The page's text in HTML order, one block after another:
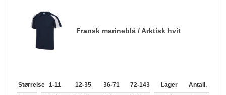
Fransk marineblå / Arktisk hvit
Størrelse 1-11 12-35 36-71 72-143 144-287 288 +
Lager Antall.